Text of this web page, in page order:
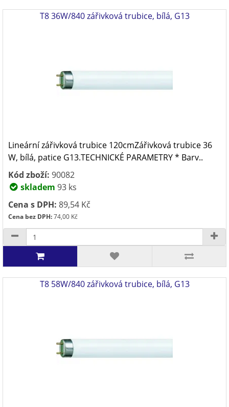
T8 36W/840 zářivková trubice, bílá, G13
Lineární zářivková trubice 120cmZářivková trubice 36
W, bílá, patice G13.TECHNICKÉ PARAMETRY * Barv..
Kód zboží: 90082
skladem 93 ks
Cena s DPH: 89,54 Kč
Cena bez DPH:74,00 Kč
T8 58W/840 zářivková trubice, bílá, G13